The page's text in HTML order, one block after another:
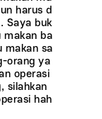
harus d
Saya buk
makan ba
makan sa
orang ya
operasi
silahkan
hah